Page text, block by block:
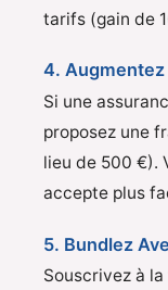
tarifs (gain de
4. Augmentez
Si une
proposez une
lieu de 500 €).
accepte plus
5. Bundlez
Souscrivez à